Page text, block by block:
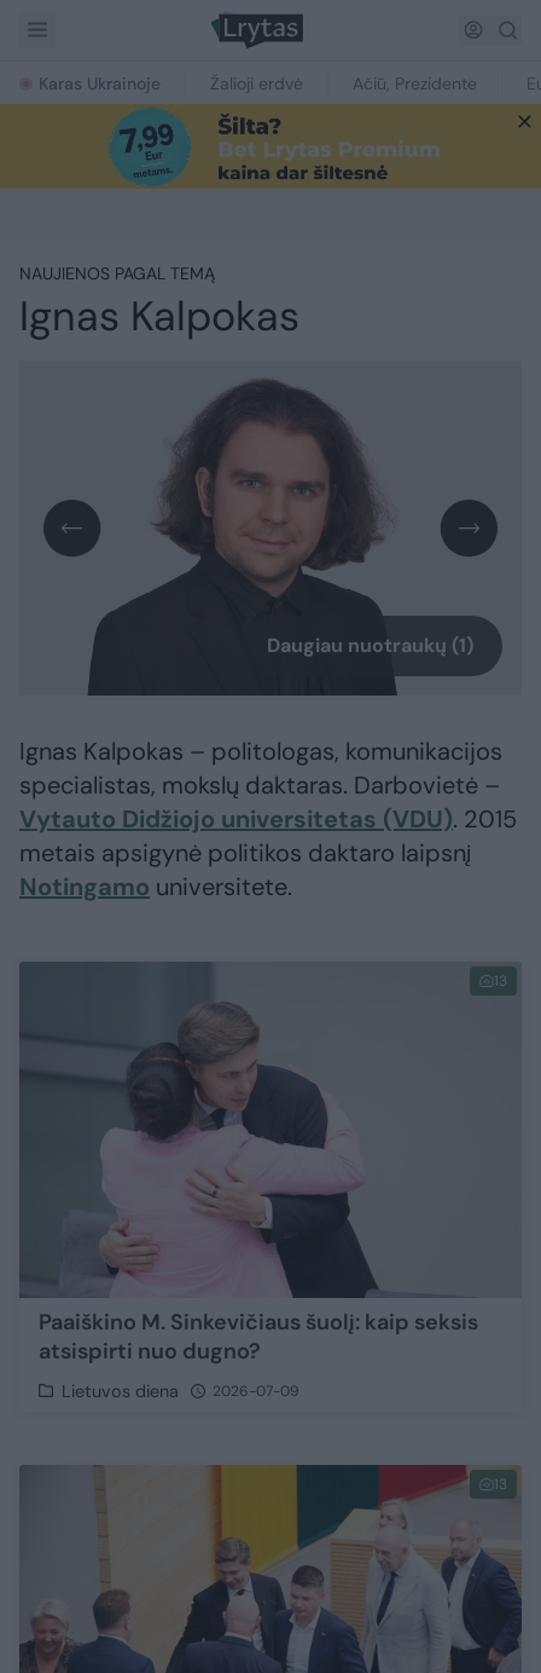
Karas Ukrainoje Žalioji erdvė Ačiū, Prezidente
NAUJIENOS PAGAL TEMĄ
Ignas Kalpokas
Daugiau nuotraukų (1)
Ignas Kalpokas – politologas, komunikacijos
specialistas, mokslų daktaras. Darbovietė –
Vytauto Didžiojo universitetas (VDU). 2015
metais apsigynė politikos daktaro laipsnį
Notingamo universitete.
13
Paaiškino M. Sinkevičiaus šuolį: kaip seksis
atsispirti nuo dugno?
Lietuvos diena 2026-07-09
13